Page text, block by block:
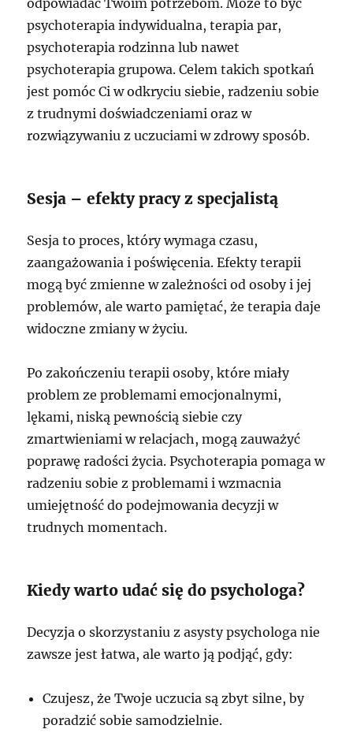
psychoterapia indywidualna, terapia par,
psychoterapia rodzinna lub nawet
psychoterapia grupowa. Celem takich spotkań
jest pomóc Ci w odkryciu siebie, radzeniu sobie
z trudnymi doświadczeniami oraz w
rozwiązywaniu z uczuciami w zdrowy sposób.
Sesja – efekty pracy z specjalistą
Sesja to proces, który wymaga czasu,
zaangażowania i poświęcenia. Efekty terapii
mogą być zmienne w zależności od osoby i jej
problemów, ale warto pamiętać, że terapia daje
widoczne zmiany w życiu.
Po zakończeniu terapii osoby, które miały
problem ze problemami emocjonalnymi,
lękami, niską pewnością siebie czy
zmartwieniami w relacjach, mogą zauważyć
poprawę radości życia. Psychoterapia pomaga w
radzeniu sobie z problemami i wzmacnia
umiejętność do podejmowania decyzji w
trudnych momentach.
Kiedy warto udać się do psychologa?
Decyzja o skorzystaniu z asysty psychologa nie
zawsze jest łatwa, ale warto ją podjąć, gdy:
Czujesz, że Twoje uczucia są zbyt silne, by
poradzić sobie samodzielnie.